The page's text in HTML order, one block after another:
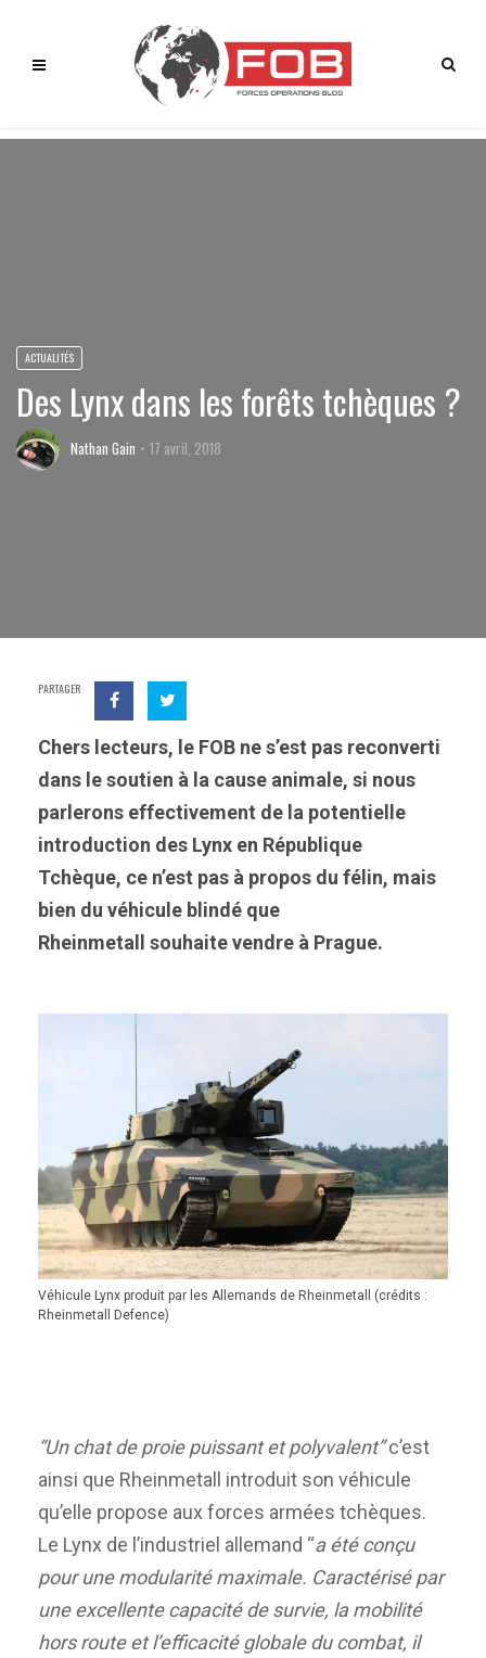
ACTUALITÉS
Des Lynx dans les forêts tchèques ?
Nathan Gain 17 avril, 2018
PARTAGER
Chers lecteurs, le FOB ne s’est pas reconverti
dans le soutien à la cause animale, si nous
parlerons effectivement de la potentielle
introduction des Lynx en République
Tchèque, ce n’est pas à propos du félin, mais
bien du véhicule blindé que
Rheinmetall souhaite vendre à Prague.
Véhicule Lynx produit par les Allemands de Rheinmetall (crédits :
Rheinmetall Defence)
“Un chat de proie puissant et polyvalent”c’est
ainsi que Rheinmetall introduit son véhicule
qu’elle propose aux forces armées tchèques.
Le Lynx de l’industriel allemand “a été conçu
pour une modularité maximale. Caractérisé par
une excellente capacité de survie, la mobilité
hors route et l’efficacité globale du combat, il